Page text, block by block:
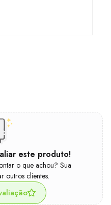
este produto!
o que achou? Sua
outros clientes.